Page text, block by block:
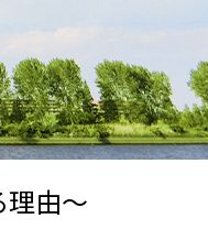
由〜